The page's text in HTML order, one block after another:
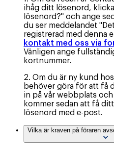
ihåg ditt lösenord,
lösenord?" och ange
du ser meddelandet
registrerad med denna
kontakt med oss via
Vänligen ange
kortnummer.
2. Om du är ny kund
behöver göra för att få
in på vår webbplats
kommer sedan att få
lösenord med e-post.
Vilka är kraven på föraren